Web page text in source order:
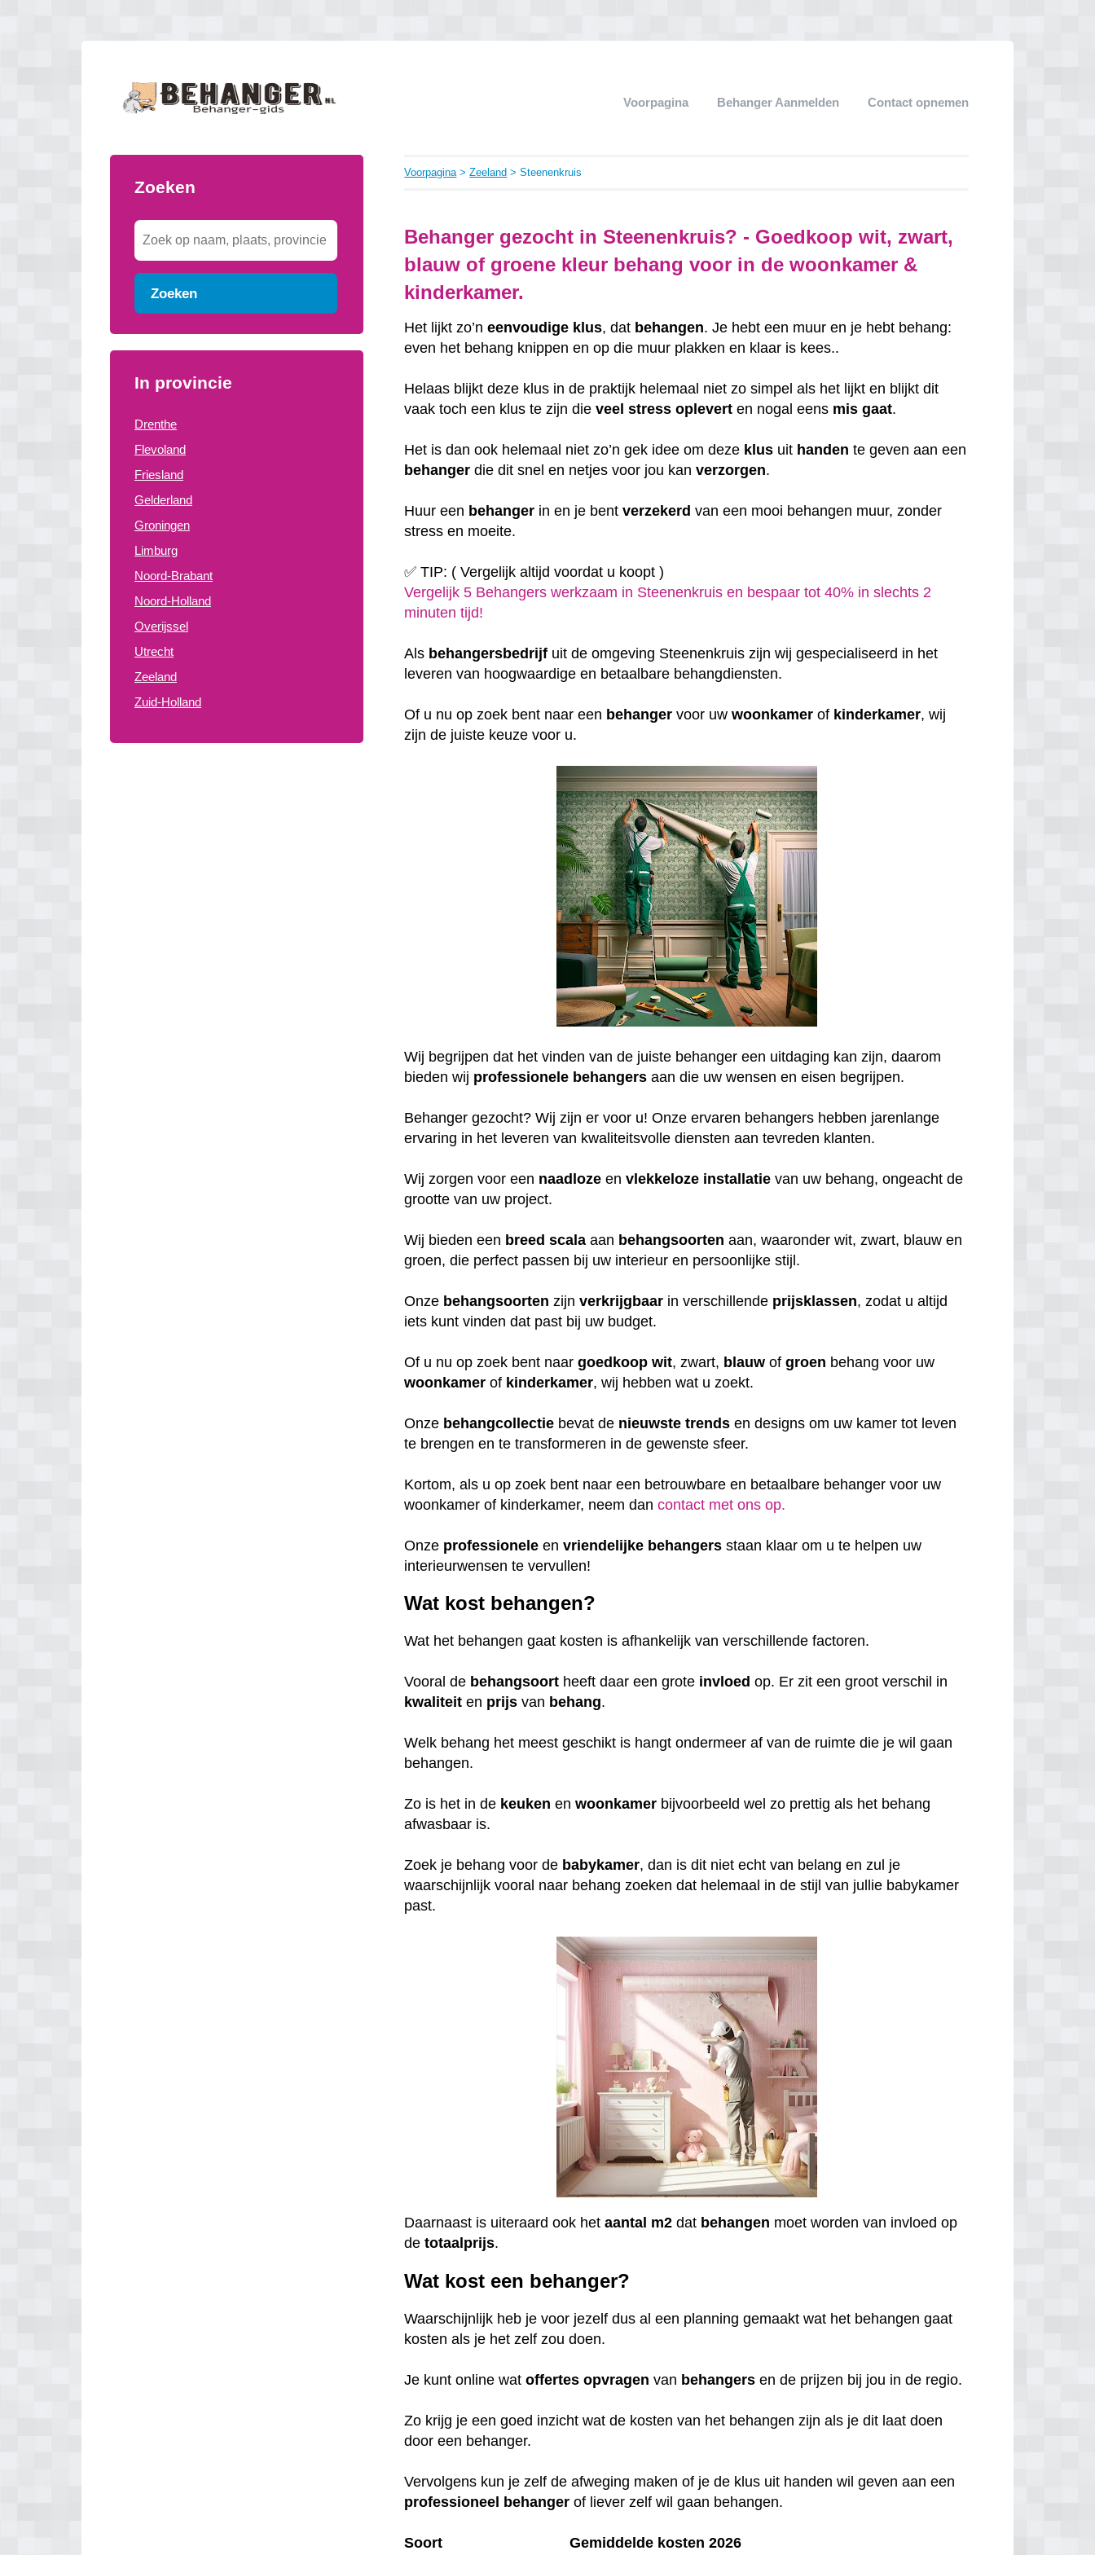
Voorpagina Behanger Aanmelden Contact opnemen
Zoeken
Zoeken
In provincie
Drenthe
Flevoland
Friesland
Gelderland
Groningen
Limburg
Noord-Brabant
Noord-Holland
Overijssel
Utrecht
Zeeland
Zuid-Holland
Voorpagina>Zeeland > Steenenkruis
Behanger gezocht in Steenenkruis? - Goedkoop wit, zwart,
blauw of groene kleur behang voor in de woonkamer &
kinderkamer.
Het lijkt zo’neenvoudige klus, dat behangen. Je hebt een muur en je hebt behang:
even het behang knippen en op die muur plakken en klaar is kees..
Helaas blijkt deze klus in de praktijk helemaal niet zo simpel als het lijkt en blijkt dit
vaak toch een klus te zijn dieveel stress oplevert en nogal eens mis gaat.
Het is dan ook helemaal niet zo’n gek idee om deze klus uit handen te geven aan een
behanger die dit snel en netjes voor jou kanverzorgen.
Huur een behanger in en je bentverzekerd van een mooi behangen muur, zonder
stress en moeite.
✅ TIP: ( Vergelijk altijd voordat u koopt )
Vergelijk 5 Behangers werkzaam in Steenenkruis en bespaar tot 40% in slechts 2
minuten tijd!
Als behangersbedrijf uit de omgeving Steenenkruis zijn wij gespecialiseerd in het
leveren van hoogwaardige en betaalbare behangdiensten.
Of u nu op zoek bent naar een behanger voor uwwoonkamer of kinderkamer, wij
zijn de juiste keuze voor u.
Wij begrijpen dat het vinden van de juiste behanger een uitdaging kan zijn, daarom
bieden wij professionele behangers aan die uw wensen en eisen begrijpen.
Behanger gezocht? Wij zijn er voor u! Onze ervaren behangers hebben jarenlange
ervaring in het leveren van kwaliteitsvolle diensten aan tevreden klanten.
Wij zorgen voor een naadloze envlekkeloze installatie van uw behang, ongeacht de
grootte van uw project.
Wij bieden een breed scala aan behangsoorten aan, waaronder wit, zwart, blauw en
groen, die perfect passen bij uw interieur en persoonlijke stijl.
Onze behangsoorten zijnverkrijgbaar in verschillende prijsklassen, zodat u altijd
iets kunt vinden dat past bij uw budget.
Of u nu op zoek bent naargoedkoop wit, zwart, blauw ofgroen behang voor uw
woonkamer of kinderkamer, wij hebben wat u zoekt.
Onze behangcollectie bevat de nieuwste trends en designs om uw kamer tot leven
te brengen en te transformeren in de gewenste sfeer.
Kortom, als u op zoek bent naar een betrouwbare en betaalbare behanger voor uw
woonkamer of kinderkamer, neem dancontact met ons op.
Onze professionele envriendelijke behangers staan klaar om u te helpen uw
interieurwensen te vervullen!
Wat kost behangen?
Wat het behangen gaat kosten is afhankelijk van verschillende factoren.
Vooral de behangsoort heeft daar een grote invloed op. Er zit een groot verschil in
kwaliteit en prijs van behang.
Welk behang het meest geschikt is hangt ondermeer af van de ruimte die je wil gaan
behangen.
Zo is het in de keuken enwoonkamer bijvoorbeeld wel zo prettig als het behang
afwasbaar is.
Zoek je behang voor de babykamer, dan is dit niet echt van belang en zul je
waarschijnlijk vooral naar behang zoeken dat helemaal in de stijl van jullie babykamer
past.
Daarnaast is uiteraard ook hetaantal m2 dat behangen moet worden van invloed op
detotaalprijs.
Wat kost een behanger?
Waarschijnlijk heb je voor jezelf dus al een planning gemaakt wat het behangen gaat
kosten als je het zelf zou doen.
Je kunt online watoffertes opvragen van behangers en de prijzen bij jou in de regio.
Zo krijg je een goed inzicht wat de kosten van het behangen zijn als je dit laat doen
door een behanger.
Vervolgens kun je zelf de afweging maken of je de klus uit handen wil geven aan een
professioneel behanger of liever zelf wil gaan behangen.
Soort Gemiddelde kosten 2026